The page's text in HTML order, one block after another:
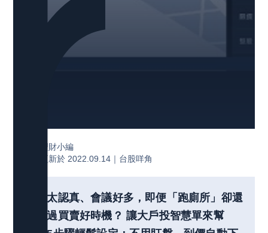
理財小編
更新於 2022.09.14｜ 台股咩角
上班太認真、會議好多，即便「跑廁所」卻還
是錯過買賣好時機？ 讓大戶投智慧單來幫